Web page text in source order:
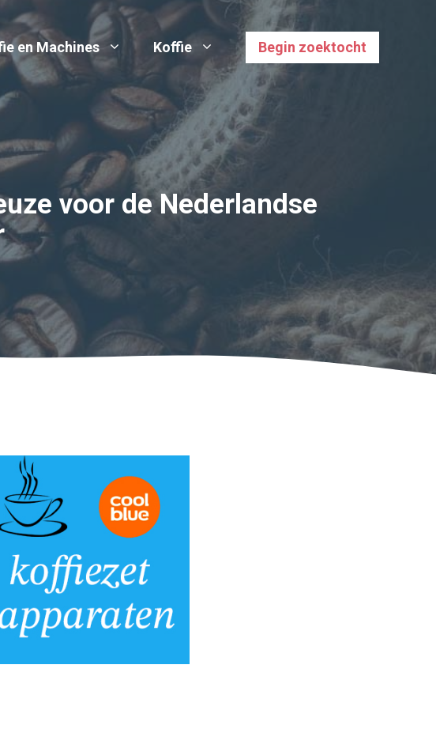
en Machines Koffie Begin zoektocht
voor de Nederlandse